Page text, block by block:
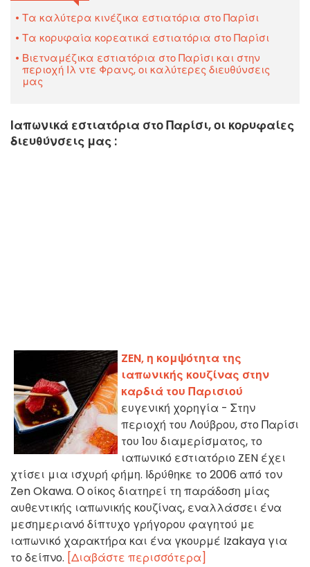
Τα καλύτερα κινέζικα εστιατόρια στο Παρίσι
Τα κορυφαία κορεατικά εστιατόρια στο Παρίσι
Βιετναμέζικα εστιατόρια στο Παρίσι και στην
περιοχή Ιλ ντε Φρανς, οι καλύτερες διευθύνσεις
μας
Ιαπωνικά εστιατόρια στο Παρίσι, οι κορυφαίες
διευθύνσεις μας :
ZEN, η κομψότητα της
ιαπωνικής κουζίνας στην
καρδιά του Παρισιού
ευγενική χορηγία - Στην
περιοχή του Λούβρου, στο Παρίσι
του 1ου διαμερίσματος, το
ιαπωνικό εστιατόριο ZEN έχει
χτίσει μια ισχυρή φήμη. Ιδρύθηκε το 2006 από τον
Zen Okawa. Ο οίκος διατηρεί τη παράδοση μίας
αυθεντικής ιαπωνικής κουζίνας, εναλλάσσει ένα
μεσημεριανό δίπτυχο γρήγορου φαγητού με
ιαπωνικό χαρακτήρα και ένα γκουρμέ Izakaya για
το δείπνο. [Διαβάστε περισσότερα]